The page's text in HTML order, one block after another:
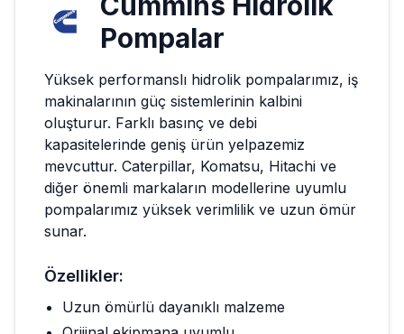
Pompalar
Yüksek performanslı hidrolik pompalarımız, iş
makinalarının güç sistemlerinin kalbini
oluşturur. Farklı basınç ve debi
kapasitelerinde geniş ürün yelpazemiz
mevcuttur. Caterpillar, Komatsu, Hitachi ve
diğer önemli markaların modellerine uyumlu
pompalarımız yüksek verimlilik ve uzun ömür
sunar.
Özellikler:
Uzun ömürlü dayanıklı malzeme